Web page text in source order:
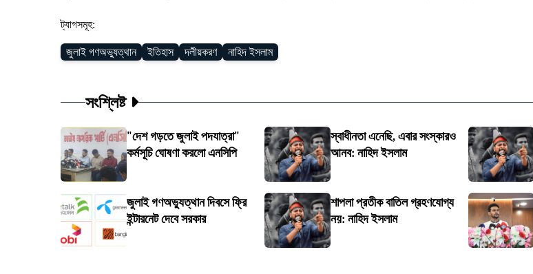
ট্যাগসমূহ:
জুলাই গণঅভ্যুত্থান ইতিহাস দলীয়করণ নাহিদ ইসলাম
সংশ্লিষ্ট
"দেশ গড়তে জুলাই পদযাত্রা"
কর্মসূচি ঘোষণা করলো এনসিপি
স্বাধীনতা এনেছি, এবার সংস্কারও
আনব: নাহিদ ইসলাম
জুলাই গণঅভ্যুত্থান দিবসে ফ্রি
ইন্টারনেট দেবে সরকার
শাপলা প্রতীক বাতিল গ্রহণযোগ্য
নয়: নাহিদ ইসলাম